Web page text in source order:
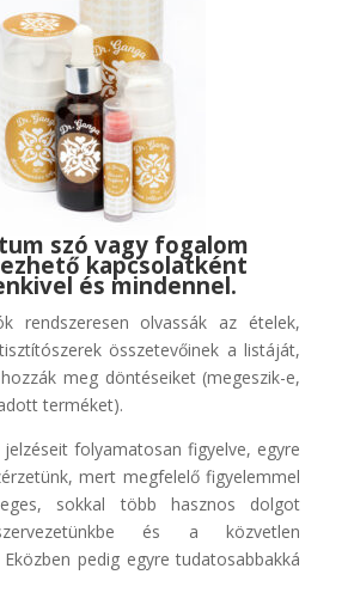
szó vagy fogalom
kapcsolatként
és mindennel.
rendszeresen olvassák az ételek,
összetevőinek a listáját,
meg döntéseiket (megeszik-e,
terméket).
folyamatosan figyelve, egyre
mert megfelelő figyelemmel
sokkal több hasznos dolgot
és a közvetlen
pedig egyre tudatosabbakká